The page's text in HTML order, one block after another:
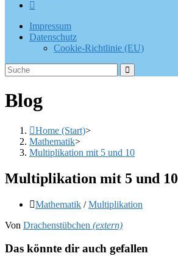
Impressum
Datenschutz
Cookie-Richtlinie (EU)
Blog
Home (Start)>
Mathematik>
Multiplikation mit 5 und 10
Multiplikation mit 5 und 10
Beitrags-
Mathematik / Multiplikation
Von Drachenstübchen (extern)
Das könnte dir auch gefallen